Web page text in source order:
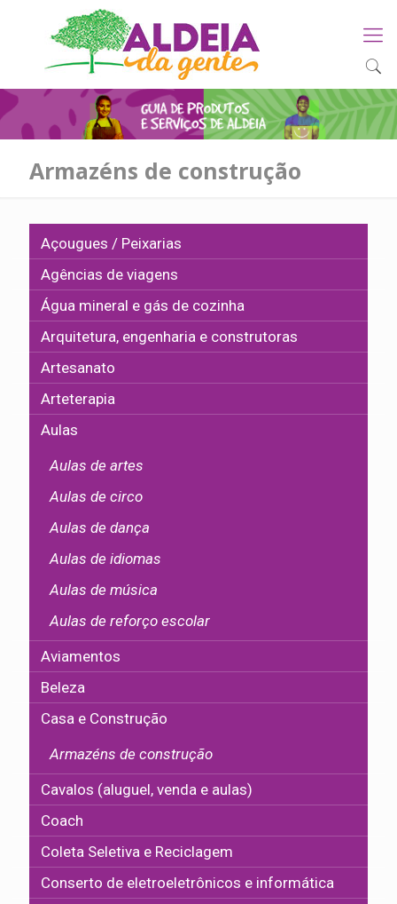
Armazéns de construção
Açougues / Peixarias
Agências de viagens
Água mineral e gás de cozinha
Arquitetura, engenharia e construtoras
Artesanato
Arteterapia
Aulas
Aulas de artes
Aulas de circo
Aulas de dança
Aulas de idiomas
Aulas de música
Aulas de reforço escolar
Aviamentos
Beleza
Casa e Construção
Armazéns de construção
Cavalos (aluguel, venda e aulas)
Coach
Coleta Seletiva e Reciclagem
Conserto de eletroeletrônicos e informática